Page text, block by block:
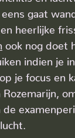
gaat
heerlijke
ook nog doet
indien je
je focus en
de